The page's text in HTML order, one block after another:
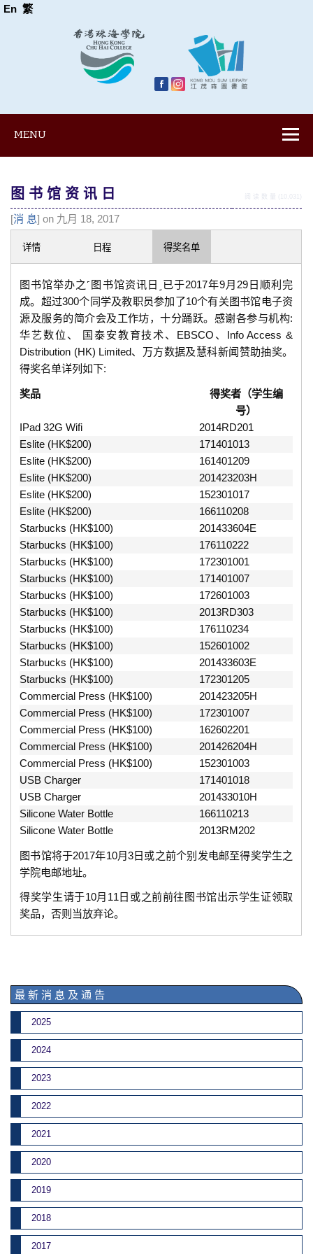
En 繁
MENU
图 书 馆 资 讯 日 阅 读 数 量 (10,031)
[消 息] on 九月 18, 2017
详情 日程 得奖名单
图书馆举办之˹图书馆资讯日˼已于2017年9月29日顺利完
成。超过300个同学及教职员参加了10个有关图书馆电子资
源及服务的简介会及工作坊，十分踊跃。感谢各参与机构:
华艺数位、 国泰安教育技术、EBSCO、Info Access &
Distribution (HK) Limited、万方数据及慧科新闻赞助抽奖。
得奖名单详列如下:
奖品
得奖者（学生编
号）
IPad 32G Wifi
2014RD201
Eslite (HK$200)
171401013
Eslite (HK$200)
161401209
Eslite (HK$200)
201423203H
Eslite (HK$200)
152301017
Eslite (HK$200)
166110208
Starbucks (HK$100)
201433604E
Starbucks (HK$100)
176110222
Starbucks (HK$100)
172301001
Starbucks (HK$100)
171401007
Starbucks (HK$100)
172601003
Starbucks (HK$100)
2013RD303
Starbucks (HK$100)
176110234
Starbucks (HK$100)
152601002
Starbucks (HK$100)
201433603E
Starbucks (HK$100)
172301205
Commercial Press (HK$100)
201423205H
Commercial Press (HK$100)
172301007
Commercial Press (HK$100)
162602201
Commercial Press (HK$100)
201426204H
Commercial Press (HK$100)
152301003
USB Charger
171401018
USB Charger
201433010H
Silicone Water Bottle
166110213
Silicone Water Bottle
2013RM202
图书馆将于2017年10月3日或之前个别发电邮至得奖学生之
学院电邮地址。
得奖学生请于10月11日或之前前往图书馆出示学生证领取
奖品，否则当放弃论。
最 新 消 息 及 通 告
2025
2024
2023
2022
2021
2020
2019
2018
2017